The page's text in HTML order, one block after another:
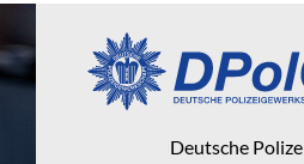
Deutsche